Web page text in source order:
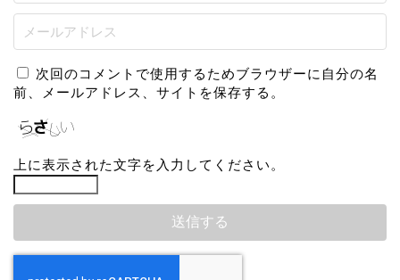
次回のコメントで使用するためブラウザーに自分の名
前、メールアドレス、サイトを保存する。
上に表示された文字を入力してください。